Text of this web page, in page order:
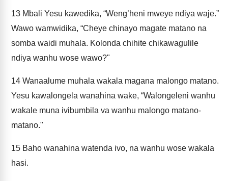
13 Mbali Yesu kawedika, “Weng’heni mweye ndiya waje.”
Wawo wamwidika, “Cheye chinayo magate matano na
somba waidi muhala. Kolonda chihite chikawagulile
ndiya wanhu wose wawo?"
14 Wanaalume muhala wakala magana malongo matano.
Yesu kawalongela wanahina wake, “Walongeleni wanhu
wakale muna ivibumbila va wanhu malongo matano-
matano."
15 Baho wanahina watenda ivo, na wanhu wose wakala
hasi.